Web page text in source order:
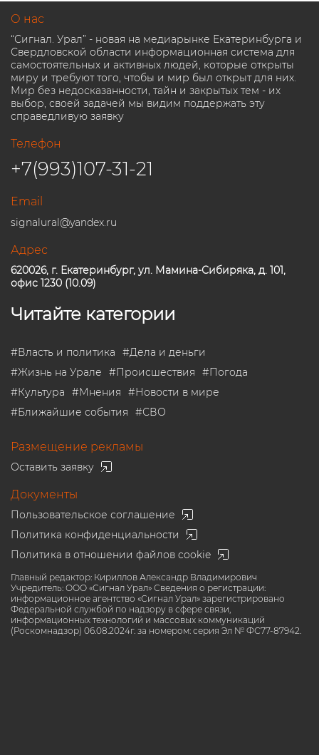
О нас
“Сигнал. Урал” - новая на медиарынке Екатеринбурга и
Свердловской области информационная система для
самостоятельных и активных людей, которые открыты
миру и требуют того, чтобы и мир был открыт для них.
Мир без недосказанности, тайн и закрытых тем - их
выбор, своей задачей мы видим поддержать эту
справедливую заявку
Телефон
+7(993)107-31-21
Email
signalural@yandex.ru
Адрес
620026, г. Екатеринбург, ул. Мамина-Сибиряка, д. 101,
офис 1230 (10.09)
Читайте категории
#Власть и политика #Дела и деньги
#Жизнь на Урале #Происшествия #Погода
#Культура #Мнения #Новости в мире
#Ближайшие события #СВО
Размещение рекламы
Оставить заявку
Документы
Пользовательское соглашение
Политика конфиденциальности
Политика в отношении файлов cookie
Главный редактор: Кириллов Александр Владимирович
Учредитель: ООО «Сигнал Урал» Сведения о регистрации:
информационное агентство «Сигнал Урал» зарегистрировано
Федеральной службой по надзору в сфере связи,
информационных технологий и массовых коммуникаций
(Роскомнадзор) 06.08.2024г. за номером: серия Эл № ФС77-87942.